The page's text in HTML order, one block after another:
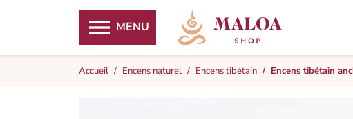
 MENU
Accueil Encens naturel Encens tibétain Encens tibétain